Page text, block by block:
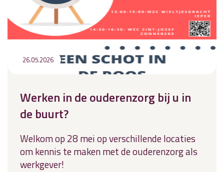
26.05.2026
Werken in de ouderenzorg bij u in
de buurt?
Welkom op 28 mei op verschillende locaties
om kennis te maken met de ouderenzorg als
werkgever!